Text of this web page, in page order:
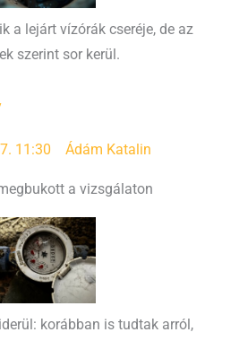
a lejárt vízórák cseréje, de az
szerint sor kerül.
11:30 Ádám Katalin
a vizsgálaton
korábban is tudtak arról,